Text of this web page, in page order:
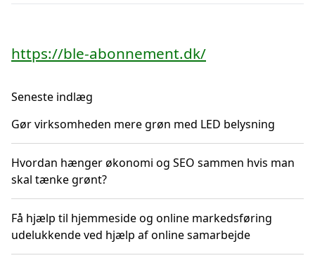
https://ble-abonnement.dk/
Seneste indlæg
Gør virksomheden mere grøn med LED belysning
Hvordan hænger økonomi og SEO sammen hvis man
skal tænke grønt?
Få hjælp til hjemmeside og online markedsføring
udelukkende ved hjælp af online samarbejde